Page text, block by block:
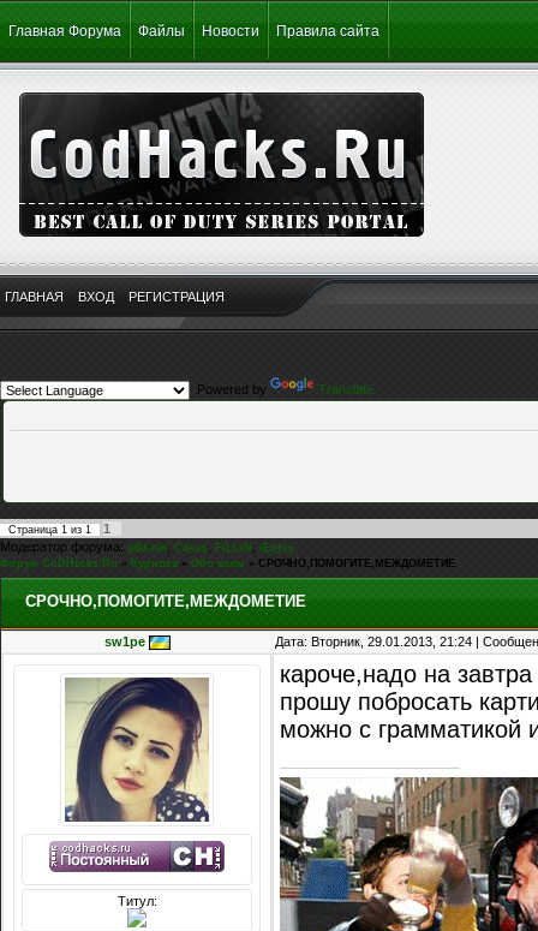
Главная Форума Файлы Новости Правила сайта
ГЛАВНАЯ ВХОД РЕГИСТРАЦИЯ
Powered by Translate
Страница 1 из 1
1
Модератор форума:g0d-me,Casus, FiLLiN,iEnjoy
Форум CoDHacks.Ru » Курилка » Обо всем » СРОЧНО,ПОМОГИТЕ,МЕЖДОМЕТИЕ
СРОЧНО,ПОМОГИТЕ,МЕЖДОМЕТИЕ
sw1pe Дата: Вторник, 29.01.2013, 21:24 |
Титул:
кароче,надо на
прошу побросать
можно с грамматикой